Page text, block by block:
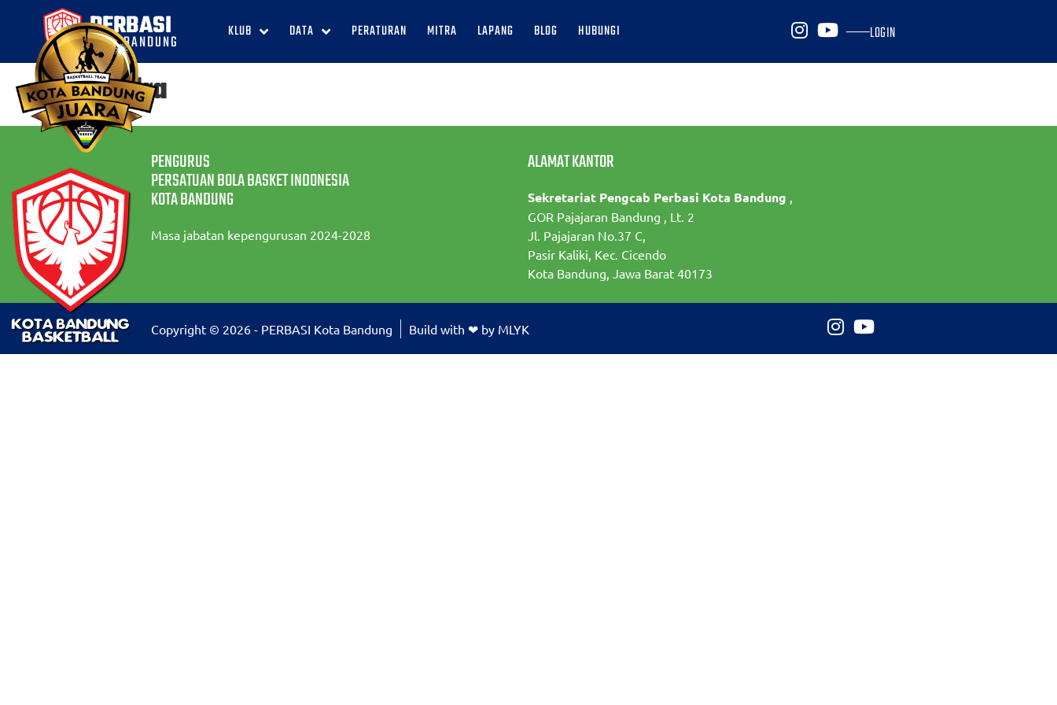
PERBASI
KOTA BANDUNG KLUB DATA PERATURAN MITRA LAPANG BLOG HUBUNGI LOGIN
Hendra
PENGURUS
PERSATUAN BOLA BASKET INDONESIA
KOTA BANDUNG
Masa jabatan kepengurusan 2024-2028
ALAMAT KANTOR
Sekretariat Pengcab Perbasi Kota Bandung ,
GOR Pajajaran Bandung , Lt. 2
Jl. Pajajaran No.37 C,
Pasir Kaliki, Kec. Cicendo
Kota Bandung, Jawa Barat 40173
Copyright © 2026 - PERBASI Kota Bandung Build with ❤ by MLYK